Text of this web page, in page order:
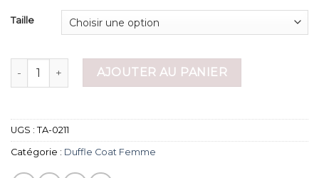
Taille
quantité de duffle coat femme
AJOUTER AU PANIER
UGS : TA-0211
Catégorie : Duffle Coat Femme